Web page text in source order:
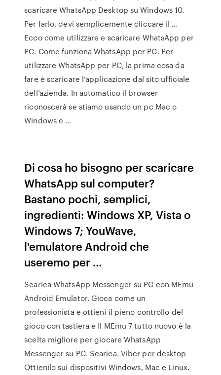
scaricare WhatsApp Desktop su Windows 10.
Per farlo, devi semplicemente cliccare il …
Ecco come utilizzare e scaricare WhatsApp per
PC. Come funziona WhatsApp per PC. Per
utilizzare WhatsApp per PC, la prima cosa da
fare è scaricare l’applicazione dal sito ufficiale
dell’azienda. In automatico il browser
riconoscerà se stiamo usando un pc Mac o
Windows e …
Di cosa ho bisogno per scaricare
WhatsApp sul computer?
Bastano pochi, semplici,
ingredienti: Windows XP, Vista o
Windows 7; YouWave,
l'emulatore Android che
useremo per …
Scarica WhatsApp Messenger su PC con MEmu
Android Emulator. Gioca come un
professionista e ottieni il pieno controllo del
gioco con tastiera e Il MEmu 7 tutto nuovo è la
scelta migliore per giocare WhatsApp
Messenger su PC. Scarica. Viber per desktop
Ottienilo sui dispositivi Windows, Mac e Linux.